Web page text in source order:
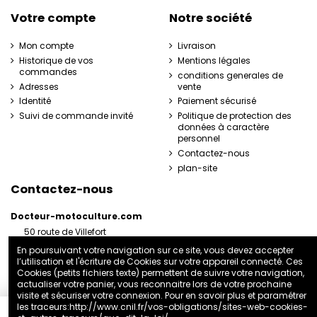
Votre compte
Mon compte
Historique de vos
commandes
Adresses
Identité
Suivi de commande invité
Notre société
Livraison
Mentions légales
conditions generales de
vente
Paiement sécurisé
Politique de protection des
données à caractère
personnel
Contactez-nous
plan-site
Contactez-nous
Docteur-motoculture.com
50 route de Villefort
France
06 35 41 62 07
docteurmotoculture2@gmail.com
En poursuivant votre navigation sur ce site, vous devez accepter
l’utilisation et l'écriture de Cookies sur votre appareil connecté. Ces
Cookies (petits fichiers texte) permettent de suivre votre navigation,
actualiser votre panier, vous reconnaitre lors de votre prochaine
visite et sécuriser votre connexion. Pour en savoir plus et paramétrer
les traceurs:http://www.cnil.fr/vos-obligations/sites-web-cookies-